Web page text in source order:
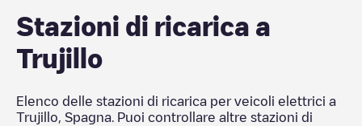
Stazioni di ricarica a
Trujillo
Elenco delle stazioni di ricarica per veicoli elettrici a
Trujillo
Spagna . Puoi controllare altre stazioni di